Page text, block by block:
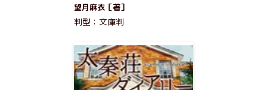
望月麻衣［著］
判型：文庫判